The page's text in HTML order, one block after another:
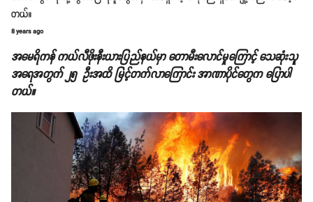
တယ်။
8 years ago
အမေရိကန် ကယ်လီဖိုးနီးယားပြည်နယ်မှာ တောမီးလောင်မှုကြောင့် သေဆုံးသူ
အရေအတွက် ၂၅ ဦးအထိ မြင့်တက်လာကြောင်း အာဏာပိုင်တွေက ပြောပါ
တယ်။